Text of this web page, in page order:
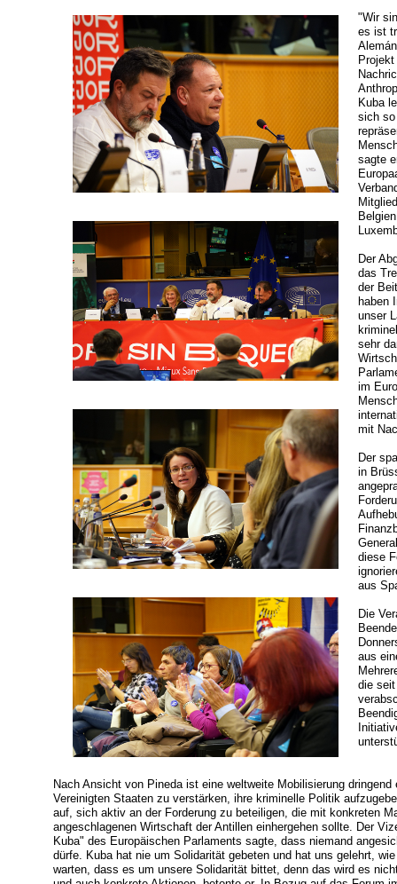
"Wir
es ist
Kuba
sich
sagte
Der
das
der
haben
unser
sehr
im
mit
Der
in
diese
aus
Die
aus
die
Nach Ansicht von Pineda ist eine weltweite Mobilisierung
Vereinigten Staaten zu verstärken, ihre kriminelle Politik
auf, sich aktiv an der Forderung zu beteiligen, die mit konkreten
angeschlagenen Wirtschaft der Antillen einhergehen sollte. Der
Kuba" des Europäischen Parlaments sagte, dass niemand
dürfe. Kuba hat nie um Solidarität gebeten und hat uns gelehrt,
warten, dass es um unsere Solidarität bittet, denn das wird es